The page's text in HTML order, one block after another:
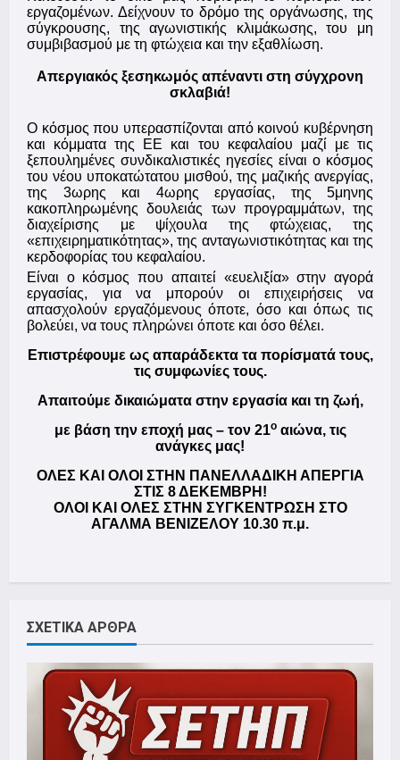
εργαζομένων. Δείχνουν το δρόμο της οργάνωσης, της
σύγκρουσης, της αγωνιστικής κλιμάκωσης, του μη
συμβιβασμού με τη φτώχεια και την εξαθλίωση.
Απεργιακός ξεσηκωμός απέναντι στη σύγχρονη
σκλαβιά!
Ο κόσμος που υπερασπίζονται από κοινού κυβέρνηση
και κόμματα της ΕΕ και του κεφαλαίου μαζί με τις
ξεπουλημένες συνδικαλιστικές ηγεσίες είναι ο κόσμος
του νέου υποκατώτατου μισθού, της μαζικής ανεργίας,
της 3ωρης και 4ωρης εργασίας, της 5μηνης
κακοπληρωμένης δουλειάς των προγραμμάτων, της
διαχείρισης με ψίχουλα της φτώχειας, της
«επιχειρηματικότητας», της ανταγωνιστικότητας και της
κερδοφορίας του κεφαλαίου.
Είναι ο κόσμος που απαιτεί «ευελιξία» στην αγορά
εργασίας, για να μπορούν οι επιχειρήσεις να
απασχολούν εργαζόμενους όποτε, όσο και όπως τις
βολεύει, να τους πληρώνει όποτε και όσο θέλει.
Επιστρέφουμε ως απαράδεκτα τα πορίσματά τους,
τις συμφωνίες τους.
Απαιτούμε δικαιώματα στην εργασία και τη ζωή,
με βάση την εποχή μας – τον 21ο αιώνα, τις
ανάγκες μας!
ΟΛΕΣ ΚΑΙ ΟΛΟΙ ΣΤΗΝ ΠΑΝΕΛΛΑΔΙΚΗ ΑΠΕΡΓΙΑ
ΣΤΙΣ 8 ΔΕΚΕΜΒΡΗ!
ΟΛΟΙ ΚΑΙ ΟΛΕΣ ΣΤΗΝ ΣΥΓΚΕΝΤΡΩΣΗ ΣΤΟ
ΑΓΑΛΜΑ ΒΕΝΙΖΕΛΟΥ 10.30 π.μ.
ΣΧΕΤΙΚΑ ΑΡΘΡΑ